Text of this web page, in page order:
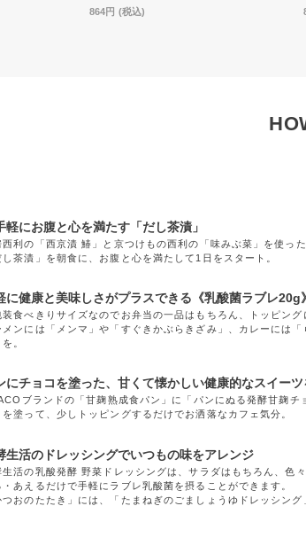
864 (税込)
軽にお腹と心を満たす「だし茶漬」
西利の「西京漬 鰆」と京つけもの西利の「味みぶ菜」を使っ
し茶漬」を朝食に、お腹と心を満たして1日をスタート。
に健康と美味しさがプラスできる《乳酸菌ラブレ20g》
装食べきりサイズなのでお弁当の一品はもちろん、トッピング
メンには「メンマ」や「すぐきかぶらきざみ」、カレーには「
。
にチョコを塗った、甘くて懐かしい健康的なスイーツ
ブランドの「甘麹熟成食パン」に「パンにぬる発酵甘麹チ
を塗って、少しトッピングするだけでお洒落なカフェ気分。
生活のドレッシングでいつもの味をアレンジ
生活の乳酸発酵 野菜ドレッシングは、サラダはもちろん、色
・あえるだけで手軽にラブレ乳酸菌を摂ることができます。
つおのたたき」には、「たまねぎのごましょうゆドレッシング